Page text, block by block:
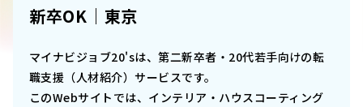
新卒OK｜東京
マイナビジョブ20'sは、第二新卒者・20代若手向けの転
職支援（人材紹介）サービスです。
このWebサイトでは、 インテリア・ハウスコーティング